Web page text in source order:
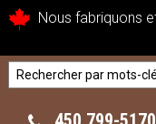
Nous fabriquons